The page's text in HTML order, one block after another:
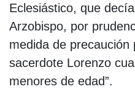
Eclesiástico, que
Arzobispo, por
medida de precaución
sacerdote Lorenzo
menores de edad”.